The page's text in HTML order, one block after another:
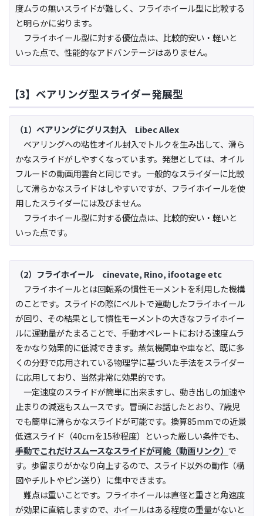
度ムラの無いスライドが難しく、フライホイール型に比較する
と明らかに劣ります。
フライホイール型に対する優位点は、比較的安い・軽いと
いった点で、性能的なアドバンテージはありません。
【3】ベアリング型スライダー発展型
（1）ベアリングにグリス封入 Libec Allex
ベアリングへの粘性オイル封入でトルクを生み出して、滑ら
かなスライドがしやすくなっています。発想としては、オイル
フルードの動画用雲台と同じです。一般的なスライダーに比較
して滑らかなスライドはしやすいですが、フライホイールを使
用したスライダーには及びません。
フライホイール型に対する優位点は、比較的安い・軽いと
いった点です。
（2）フライホイール cinevate, Rino, ifootage etc
フライホイールとは回転系の慣性モーメントを利用した機構
のことです。スライドの際にベルトで連動したフライホイール
が回り、その結果として慣性モーメントの大きなフライホイー
ルに運動量がたまることで、手動オペレートにおける速度ムラ
をかなり効果的に低減できます。蒸気機関車や車など、既に多
くの分野で応用されている物理学に基づいた手法をスライダー
に応用しており、当然非常に効果的です。
一定速度のスライドが簡単に出来ますし、動き出しの加速や
止まりの減速もスムースです。冒頭にお話したとおり、7歳児
でも簡単に滑らかなスライドが可能です。換算85mmでの近景
低速スライド（40cmを15秒程度）といった厳しい条件でも、
手動でこれだけスムースなスライドが可能（動画リンク） で
す。歩留まりがかなり向上するので、スライド以外の動作（構
図やチルトやピン送り）に集中できます。
難点は重いことです。フライホイールは直径と重さと角速度
が効果に直結しますので、ホイールはある程度の重量がないと